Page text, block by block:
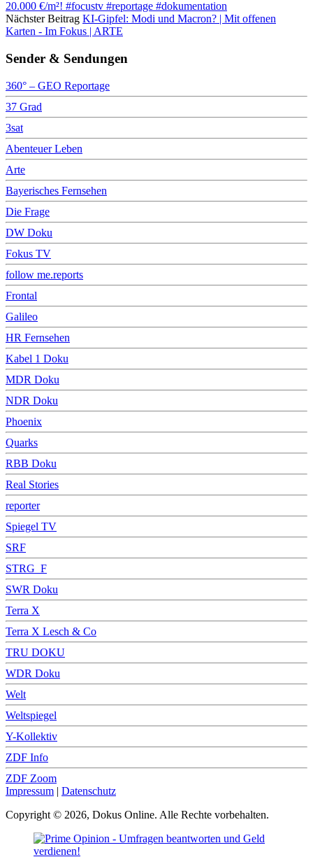
20.000 €/m²! #focustv #reportage #dokumentation
Nächster Beitrag KI-Gipfel: Modi und Macron? | Mit offenen
Karten - Im Fokus | ARTE
Sender & Sendungen
360° – GEO Reportage
37 Grad
3sat
Abenteuer Leben
Arte
Bayerisches Fernsehen
Die Frage
DW Doku
Fokus TV
follow me.reports
Frontal
Galileo
HR Fernsehen
Kabel 1 Doku
MDR Doku
NDR Doku
Phoenix
Quarks
RBB Doku
Real Stories
reporter
Spiegel TV
SRF
STRG_F
SWR Doku
Terra X
Terra X Lesch & Co
TRU DOKU
WDR Doku
Welt
Weltspiegel
Y-Kollektiv
ZDF Info
ZDF Zoom
Impressum | Datenschutz
Copyright © 2026, Dokus Online. Alle Rechte vorbehalten.